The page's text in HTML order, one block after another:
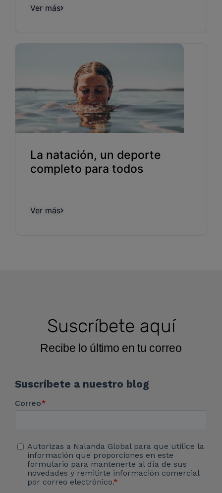
Ver más
La natación, un deporte
completo para todos
Ver más
Suscríbete aquí
Recibe lo último en tu correo